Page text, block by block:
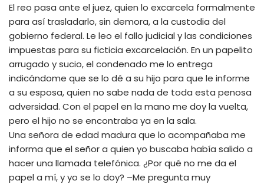
El reo pasa ante el juez, quien lo excarcela formalmente
para así trasladarlo, sin demora, a la custodia del
gobierno federal. Le leo el fallo judicial y las condiciones
impuestas para su ficticia excarcelación. En un papelito
arrugado y sucio, el condenado me lo entrega
indicándome que se lo dé a su hijo para que le informe
a su esposa, quien no sabe nada de toda esta penosa
adversidad. Con el papel en la mano me doy la vuelta,
pero el hijo no se encontraba ya en la sala.
Una señora de edad madura que lo acompañaba me
informa que el señor a quien yo buscaba había salido a
hacer una llamada telefónica. ¿Por qué no me da el
papel a mí, y yo se lo doy? –Me pregunta muy